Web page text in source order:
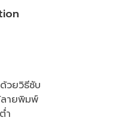
วยวิธีซับ
ลายพิมพ์
ำ